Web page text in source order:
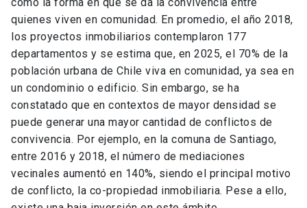
quienes viven en comunidad. En promedio, el año 2018,
los proyectos inmobiliarios contemplaron 177
departamentos y se estima que, en 2025, el 70% de la
población urbana de Chile viva en comunidad, ya sea en
un condominio o edificio. Sin embargo, se ha
constatado que en contextos de mayor densidad se
puede generar una mayor cantidad de conflictos de
convivencia. Por ejemplo, en la comuna de Santiago,
entre 2016 y 2018, el número de mediaciones
vecinales aumentó en 140%, siendo el principal motivo
de conflicto, la co-propiedad inmobiliaria. Pese a ello,